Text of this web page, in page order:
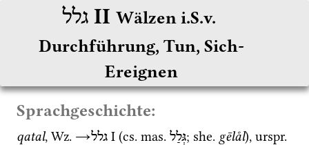
גלל ‎ II Wälzen i.S.v.
Durchführung, Tun, Sich-
Ereignen
Sprachgeschichte:
qatal, Wz. →גלל ‎ I (cs. mas. גְּלַל; she. gēlål), urspr.